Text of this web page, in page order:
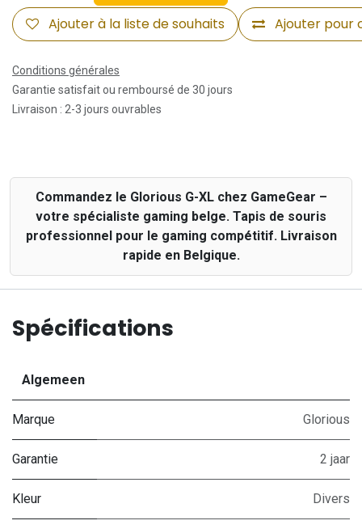
Ajouter pour
Ajouter à la liste de souhaits
Conditions générales
Garantie satisfait ou remboursé de 30 jours
Livraison : 2-3 jours ouvrables
Commandez le Glorious G-XL chez GameGear –
votre spécialiste gaming belge. Tapis de souris
professionnel pour le gaming compétitif. Livraison
rapide en Belgique.
Spécifications
Algemeen
Marque Glorious
Garantie 2 jaar
Kleur Divers